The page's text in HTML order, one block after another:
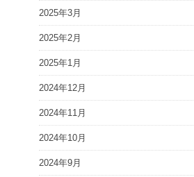
2025年3月
2025年2月
2025年1月
2024年12月
2024年11月
2024年10月
2024年9月